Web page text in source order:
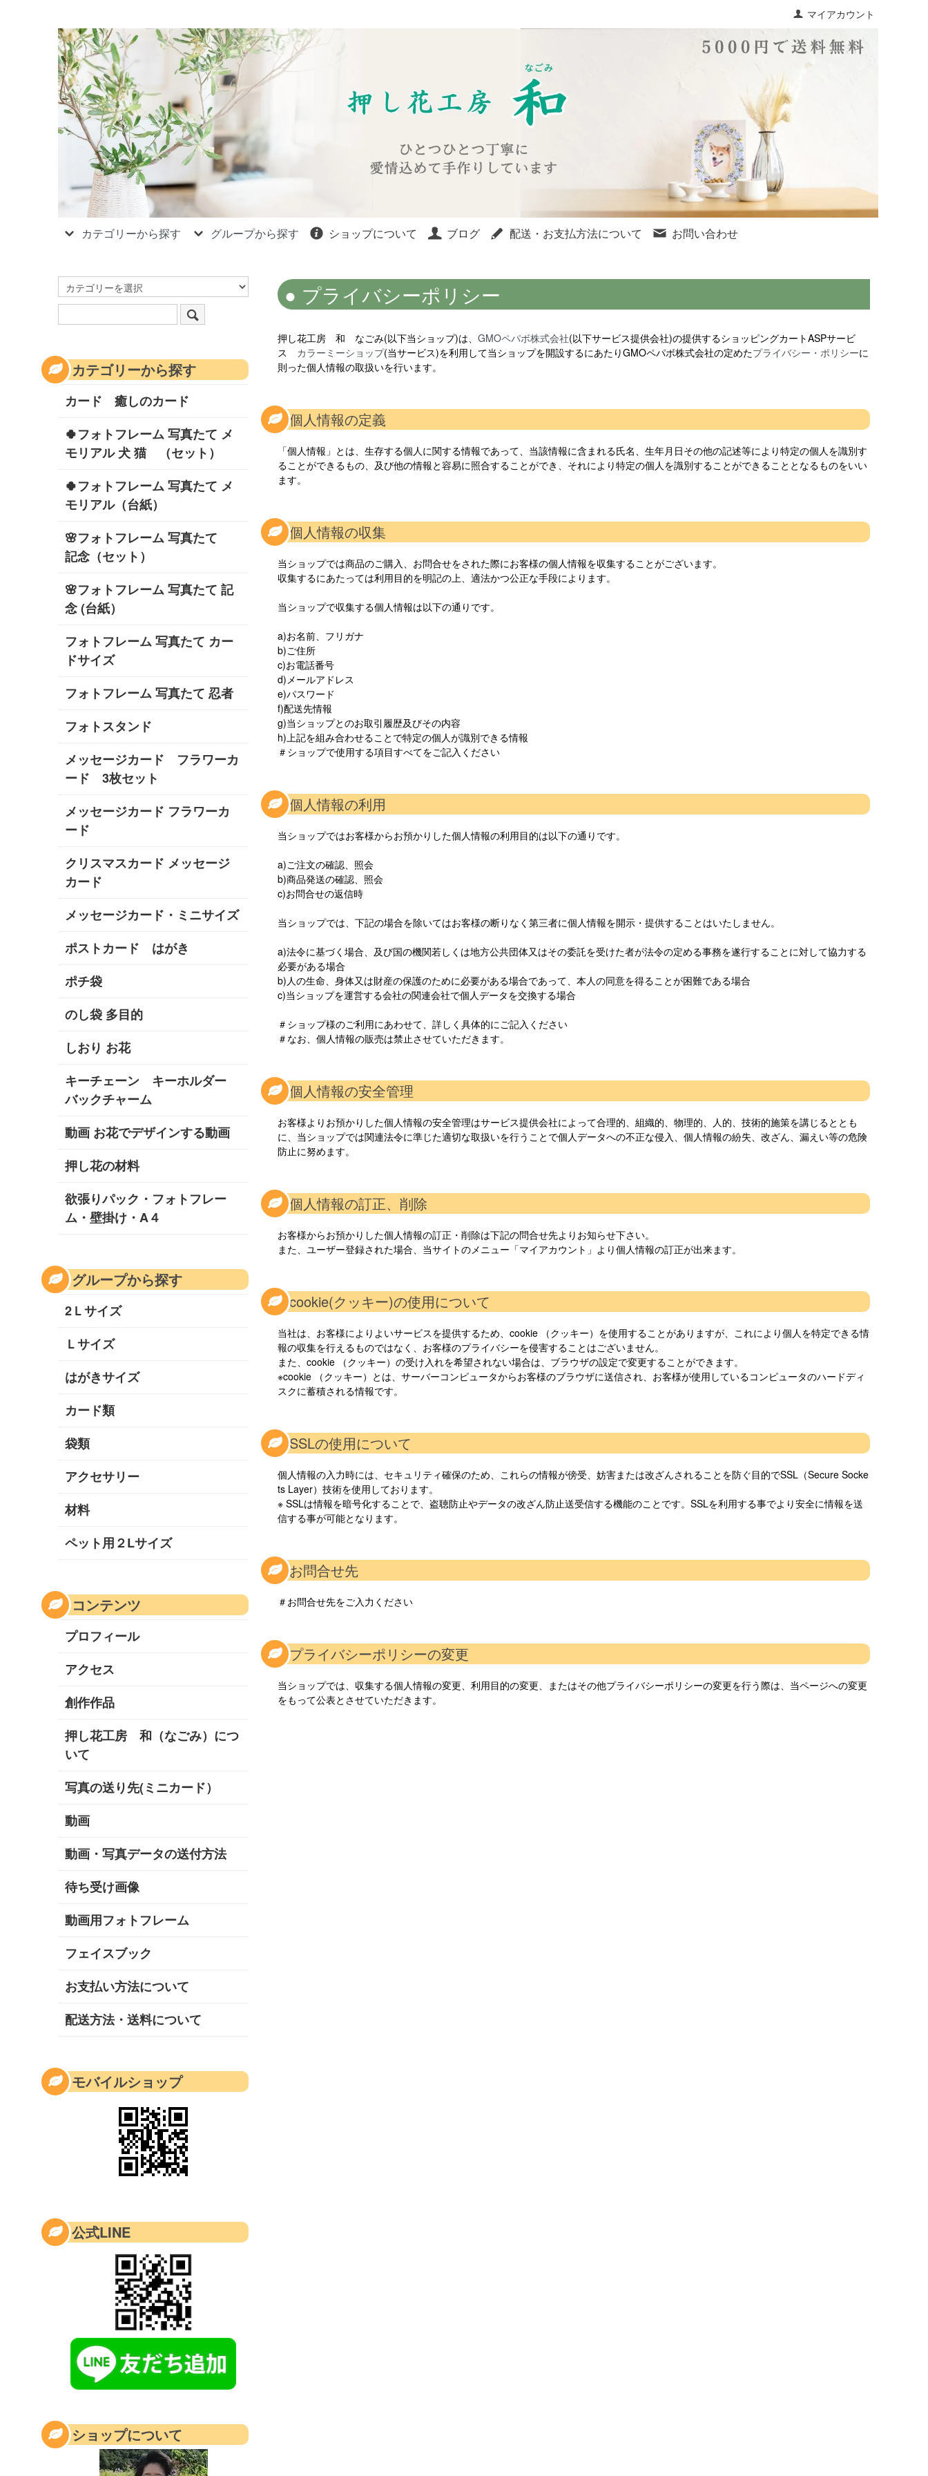
マイアカウント
カテゴリーから探す グループから探す ショップについて ブログ 配送・お支払方法について お問い合わせ
プライバシーポリシー
押し花工房 和 なごみ(以下当ショップ)は、 GMOペパボ株式会社(以下サービス提供会社)の提供するショッピングカートASPサービ
ス カラーミーショップ(当サービス)を利用して当ショップを開設するにあたりGMOペパボ株式会社の定めたプライバシー・ポリシーに
則った個人情報の取扱いを行います。
1.個人情報の定義
「個人情報」とは、生存する個人に関する情報であって、当該情報に含まれる氏名、生年月日その他の記述等により特定の個人を識別す
ることができるもの、及び他の情報と容易に照合することができ、それにより特定の個人を識別することができることとなるものをいい
ます。
2.個人情報の収集
当ショップでは商品のご購入、お問合せをされた際にお客様の個人情報を収集することがございます。
収集するにあたっては利用目的を明記の上、適法かつ公正な手段によります。
当ショップで収集する個人情報は以下の通りです。
a)お名前、フリガナ
b)ご住所
c)お電話番号
d)メールアドレス
e)パスワード
f)配送先情報
g)当ショップとのお取引履歴及びその内容
h)上記を組み合わせることで特定の個人が識別できる情報
＃ショップで使用する項目すべてをご記入ください
3.個人情報の利用
当ショップではお客様からお預かりした個人情報の利用目的は以下の通りです。
a)ご注文の確認、照会
b)商品発送の確認、照会
c)お問合せの返信時
当ショップでは、下記の場合を除いてはお客様の断りなく第三者に個人情報を開示・提供することはいたしません。
a)法令に基づく場合、及び国の機関若しくは地方公共団体又はその委託を受けた者が法令の定める事務を遂行することに対して協力する
必要がある場合
b)人の生命、身体又は財産の保護のために必要がある場合であって、本人の同意を得ることが困難である場合
c)当ショップを運営する会社の関連会社で個人データを交換する場合
＃ショップ様のご利用にあわせて、詳しく具体的にご記入ください
＃なお、個人情報の販売は禁止させていただきます。
4.個人情報の安全管理
お客様よりお預かりした個人情報の安全管理はサービス提供会社によって合理的、組織的、物理的、人的、技術的施策を講じるととも
に、当ショップでは関連法令に準じた適切な取扱いを行うことで個人データへの不正な侵入、個人情報の紛失、改ざん、漏えい等の危険
防止に努めます。
5.個人情報の訂正、削除
お客様からお預かりした個人情報の訂正・削除は下記の問合せ先よりお知らせ下さい。
また、ユーザー登録された場合、当サイトのメニュー「マイアカウント」より個人情報の訂正が出来ます。
6.cookie(クッキー)の使用について
当社は、お客様によりよいサービスを提供するため、cookie （クッキー）を使用することがありますが、これにより個人を特定できる情
報の収集を行えるものではなく、お客様のプライバシーを侵害することはございません。
また、cookie （クッキー）の受け入れを希望されない場合は、ブラウザの設定で変更することができます。
※cookie （クッキー）とは、サーバーコンピュータからお客様のブラウザに送信され、お客様が使用しているコンピュータのハードディ
スクに蓄積される情報です。
7.SSLの使用について
個人情報の入力時には、セキュリティ確保のため、これらの情報が傍受、妨害または改ざんされることを防ぐ目的でSSL（Secure Socke
ts Layer）技術を使用しております。
※ SSLは情報を暗号化することで、盗聴防止やデータの改ざん防止送受信する機能のことです。SSLを利用する事でより安全に情報を送
信する事が可能となります。
8.お問合せ先
＃お問合せ先をご入力ください
9.プライバシーポリシーの変更
当ショップでは、収集する個人情報の変更、利用目的の変更、またはその他プライバシーポリシーの変更を行う際は、当ページへの変更
をもって公表とさせていただきます。
カテゴリーから探す
カード 癒しのカード
🍀フォトフレーム 写真たて メ
モリアル 犬 猫 （セット）
🍀フォトフレーム 写真たて メ
モリアル（台紙）
🌸フォトフレーム 写真たて
記念（セット）
🌸フォトフレーム 写真たて 記
念 (台紙）
フォトフレーム 写真たて カー
ドサイズ
フォトフレーム 写真たて 忍者
フォトスタンド
メッセージカード フラワーカ
ード 3枚セット
メッセージカード フラワーカ
ード
クリスマスカード メッセージ
カード
メッセージカード・ミニサイズ
ポストカード はがき
ポチ袋
のし袋 多目的
しおり お花
キーチェーン キーホルダー
バックチャーム
動画 お花でデザインする動画
押し花の材料
欲張りパック・フォトフレー
ム・壁掛け・A４
グループから探す
2Ｌサイズ
Ｌサイズ
はがきサイズ
カード類
袋類
アクセサリー
材料
ペット用２Lサイズ
コンテンツ
プロフィール
アクセス
創作作品
押し花工房 和（なごみ）につ
いて
写真の送り先(ミニカード）
動画
動画・写真データの送付方法
待ち受け画像
動画用フォトフレーム
フェイスブック
お支払い方法について
配送方法・送料について
モバイルショップ
公式LINE
ショップについて